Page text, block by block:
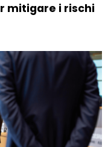
mitigare i rischi